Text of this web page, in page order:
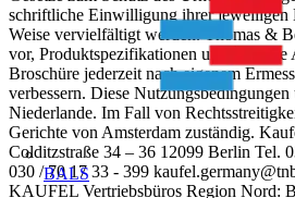
BALS
schriftliche Einwilligung ihrer jeweiligen
Weise vervielfältigt werden. Thomas &
vor, Produktspezifikationen und sonstige
Broschüre jederzeit nach eigenem
verbessern. Diese
Niederlande. Im Fall von
Gerichte von Amsterdam zuständig.
Colditzstraße 34 – 36 12099 Berlin Tel.
030 / 70 17 33 - 399
KAUFEL Vertriebsbüros Region Nord: